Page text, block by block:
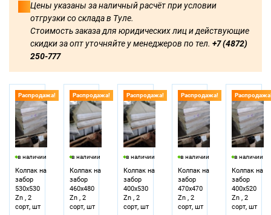
Цены указаны за наличный расчёт при условии
отгрузки со склада в Туле.
Стоимость заказа для юридических лиц и действующие
скидки за опт уточняйте у менеджеров по тел. +7 (4872)
250-777
Распродажа!
в наличии
Колпак на
забор
530х530
Zn , 2
сорт, шт
Распродажа!
в наличии
Колпак на
забор
460х480
Zn , 2
сорт, шт
Распродажа!
в наличии
Колпак на
забор
400х530
Zn , 2
сорт, шт
Распродажа!
в наличии
Колпак на
забор
470х470
Zn , 2
сорт, шт
в наличии
Колпак на
забор
400х520
Zn , 2
сорт, шт